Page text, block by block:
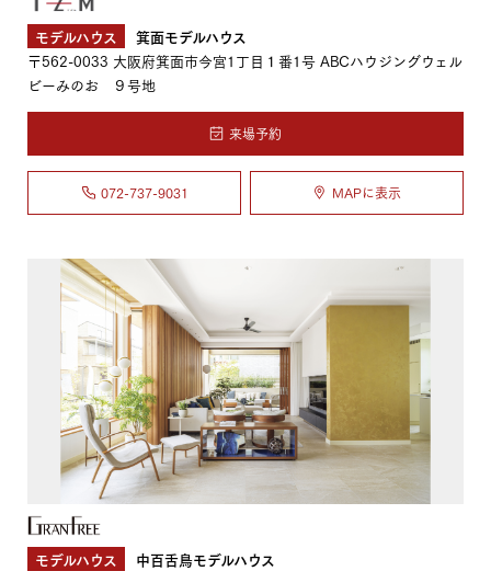
モデルハウス 箕面モデルハウス
〒562-0033 大阪府箕面市今宮1丁目１番1号 ABCハウジングウェル
ビーみのお ９号地
来場予約
072-737-9031 MAPに表示
モデルハウス 中百舌鳥モデルハウス